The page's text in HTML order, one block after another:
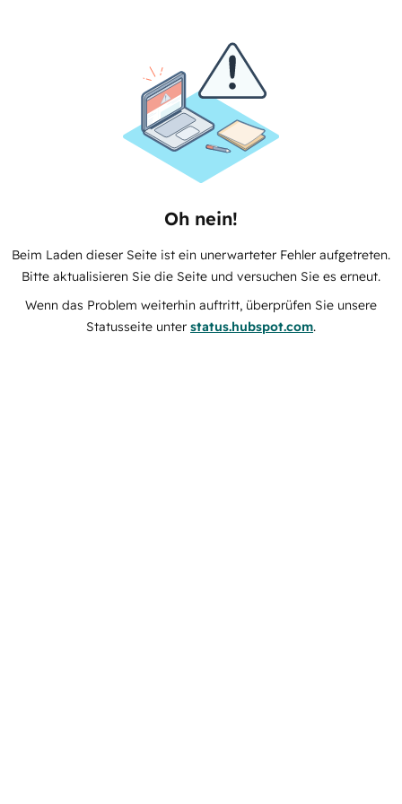
Oh nein!
Beim Laden dieser Seite ist ein unerwarteter Fehler aufgetreten.
Bitte aktualisieren Sie die Seite und versuchen Sie es erneut.
Wenn das Problem weiterhin auftritt, überprüfen Sie unsere
Statusseite unter status.hubspot.com.